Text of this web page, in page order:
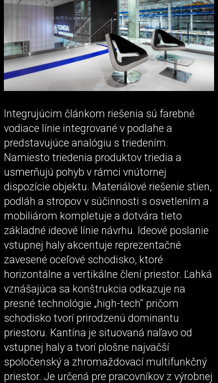
Integrujúcim článkom riešenia sú farebné
vodiace línie integrované v podlahe a
predstavujúce analógiu s triedením.
Namiesto triedenia produktov triedia a
usmerňujú pohyb v rámci vnútornej
dispozície objektu. Materiálové riešenie stien,
podláh a stropov v súčinnosti s osvetlením a
mobiliárom kompletuje a dotvára tieto
základné ideové línie návrhu. Ideové poslanie
vstupnej haly akcentuje reprezentačné
zavesené oceľové schodisko, ktoré
horizontálne a vertikálne člení priestor. Ľahká
vznášajúca sa konštrukcia odkazuje na
presné technológie „high-tech“ pričom
schodisko tvorí prirodzenú dominantu
priestoru. Kantína je situovaná naľavo od
vstupnej haly a tvorí plošne najväčší
spoločenský a zhromaždovací multifunkčný
priestor. Je určená pre pracovníkov z výrobnej